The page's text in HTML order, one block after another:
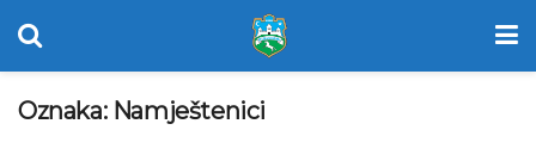
Oznaka: Namještenici